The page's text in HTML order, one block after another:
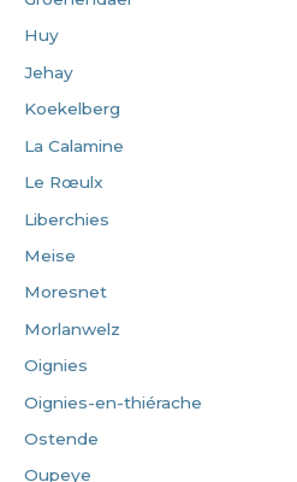
Huy
Jehay
Koekelberg
La Calamine
Le Rœulx
Liberchies
Meise
Moresnet
Morlanwelz
Oignies
Oignies-en-thiérache
Ostende
Oupeye